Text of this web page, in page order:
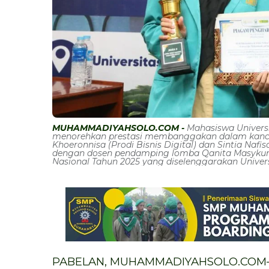
MUHAMMADIYAHSOLO.COM - Mahasiswa
menorehkan prestasi membanggakan dalam
Khoeronnisa (Prodi Bisnis Digital) dan Sintia
dengan dosen pendamping lomba Qanita
Nasional Tahun 2025 yang diselenggarakan
PABELAN,